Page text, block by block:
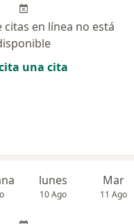
citas en línea no está
una cita
lunes
10 Ago
Mar
11 Ago